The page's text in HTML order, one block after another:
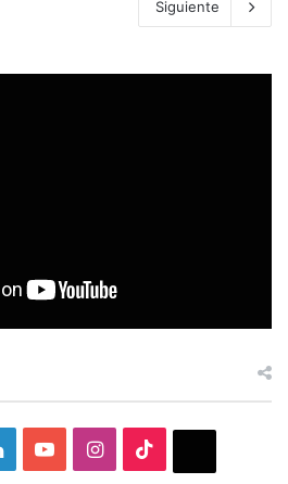
Siguiente
LinkedInYouTubeInstagram